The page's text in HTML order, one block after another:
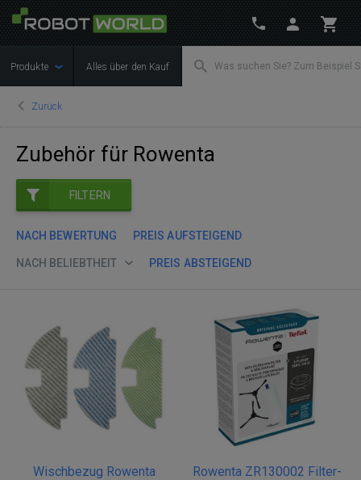
Produkte Alles über den Kauf
Zurück
Zubehör für Rowenta
FILTERN
NACH BEWERTUNG PREIS AUFSTEIGEND
NACH BELIEBTHEIT PREIS ABSTEIGEND
Wischbezug Rowenta
Rowenta ZR130002 Filter-